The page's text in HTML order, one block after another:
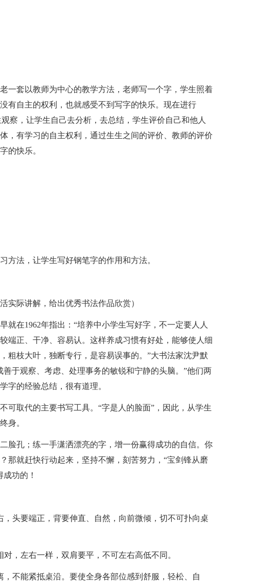
一套以教师为中心的教学方法，老师写一个字，学生照着
有自主的权利，也就感受不到写字的快乐。现在进行
察，让学生自己去分析，去总结，学生评价自己和他人
，有学习的自主权利，通过生生之间的评价、教师的评价
的快乐。
方法，让学生写好钢笔字的作用和方法。
实际讲解，给出优秀书法作品欣赏）
就在1962年指出：“培养中小学生写好字，不一定要人人
端正、干净、容易认。这样养成习惯有好处，能够使人细
粗枝大叶，独断专行，是容易误事的。”大书法家沈尹默
于观察、考虑、处理事务的敏锐和宁静的头脑。”他们两
字的经验总结，很有道理。
可取代的主要书写工具。“字是人的脸面”，因此，从学生
身。
脸孔；练一手潇洒漂亮的字，增一份赢得成功的自信。你
那就赶快行动起来，坚持不懈，刻苦努力，“宝剑锋从磨
功的！
头要端正，背要伸直、自然，向前微倾，切不可扑向桌
，左右一样，双肩要平，不可左右高低不同。
不能紧抵桌沿。要使全身各部位感到舒服，轻松、自